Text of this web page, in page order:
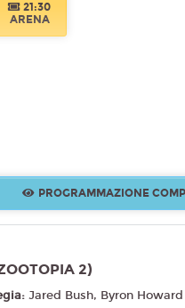
21:30
ARENA
PROGRAMMAZIONE
2)
Jared Bush, Byron Howard